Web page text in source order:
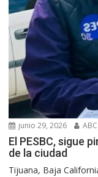
junio 29, 2026
El PESBC, sigue
de la ciudad
Tijuana, Baja